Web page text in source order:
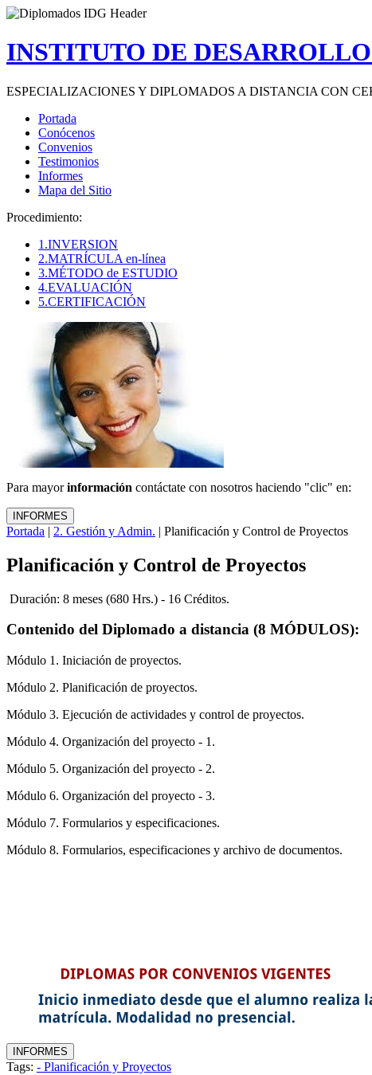
INSTITUTO DE
ESPECIALIZACIONES Y DIPLOMADOS A DISTANCIA CON
Portada
Conócenos
Convenios
Testimonios
Informes
Mapa del Sitio
Procedimiento:
1.INVERSION
2.MATRÍCULA en-línea
3.MÉTODO de ESTUDIO
4.EVALUACIÓN
5.CERTIFICACIÓN
Para mayorinformación contáctate con nosotros haciendo "clic" en:
Portada | 2. Gestión y Admin. | Planificación y Control de Proyectos
Planificación y Control de Proyectos
Duración: 8 meses (680 Hrs.) - 16 Créditos.
Contenido del Diplomado a distancia (8 MÓDULOS):
Módulo 1. Iniciación de proyectos.
Módulo 2. Planificación de proyectos.
Módulo 3. Ejecución de actividades y control de proyectos.
Módulo 4. Organización del proyecto - 1.
Módulo 5. Organización del proyecto - 2.
Módulo 6. Organización del proyecto - 3.
Módulo 7. Formularios y especificaciones.
Módulo 8. Formularios, especificaciones y archivo de documentos.
Tags: - Planificación y Proyectos